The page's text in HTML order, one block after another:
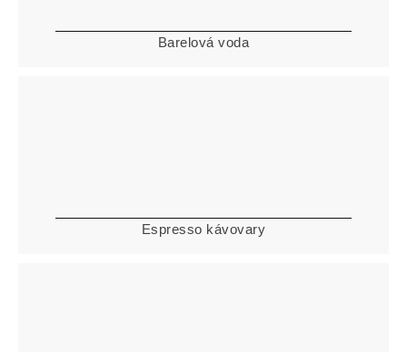
Barelová voda
Espresso kávovary